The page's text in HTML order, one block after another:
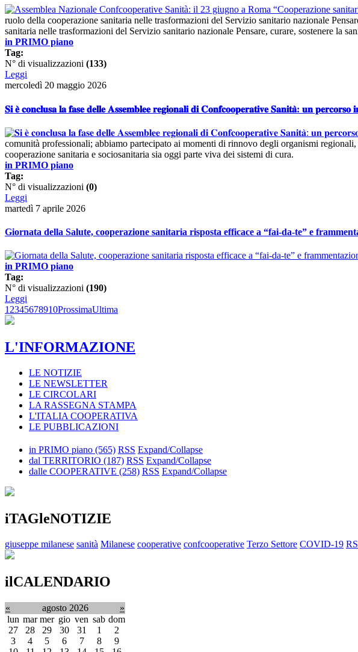
ruolo della cooperazione sanitaria nelle trasformazioni del Servizio sanitario nazionale
sanitaria nelle trasformazioni del Servizio sanitario nazionale Pensare, curare, sostenere la
in PRIMO piano
Tag:
N° di visualizzazioni (133)
Leggi
mercoledì 20 maggio 2026
𝐒𝐢 𝐞̀ 𝐜𝐨𝐧𝐜𝐥𝐮𝐬𝐚 𝐥𝐚 𝐟𝐚𝐬𝐞 𝐝𝐞𝐥𝐥𝐞 𝐀𝐬𝐬𝐞𝐦𝐛𝐥𝐞𝐞 𝐫𝐞𝐠𝐢𝐨𝐧𝐚𝐥𝐢 𝐝𝐢 𝐂𝐨𝐧𝐟𝐜𝐨𝐨𝐩𝐞𝐫𝐚𝐭𝐢𝐯𝐞 𝐒𝐚𝐧𝐢𝐭𝐚̀: 𝐮𝐧 𝐩𝐞𝐫𝐜𝐨𝐫𝐬𝐨
comunità professionali; abbiamo partecipato ai momenti di rinnovo degli organismi
cooperazione sanitaria e sociosanitaria sia oggi parte viva dei sistemi di cura.
in PRIMO piano
Tag:
N° di visualizzazioni (0)
Leggi
martedì 7 aprile 2026
Giornata della Salute, cooperazione sanitaria risposta efficace a “fai-da-te” e
in PRIMO piano
Tag:
N° di visualizzazioni (190)
Leggi
12345678910ProssimaUltima
L'INFORMAZIONE
LE NOTIZIE
LE NEWSLETTER
LE CIRCOLARI
LA RASSEGNA STAMPA
L'ITALIA COOPERATIVA
LE PUBBLICAZIONI
in PRIMO piano (565) RSS Expand/Collapse
dal TERRITORIO (187) RSS Expand/Collapse
dalle COOPERATIVE (258) RSS Expand/Collapse
iTAGleNOTIZIE
giuseppe milanese sanità Milanese cooperative confcooperative Terzo Settore COVID-19
ilCALENDARIO
« agosto 2026
»
lun mar mer gio ven sab dom
27
28 29 30 31 1
2
3
4 5 6 7 8
9